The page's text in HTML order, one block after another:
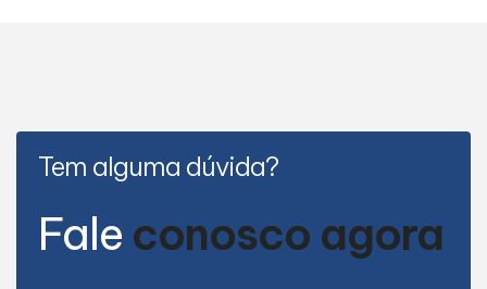
Tem alguma dúvida?
Fale conosco agora